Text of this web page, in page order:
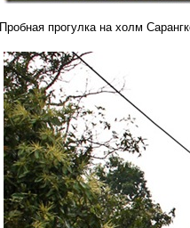
Пробная прогулка на холм